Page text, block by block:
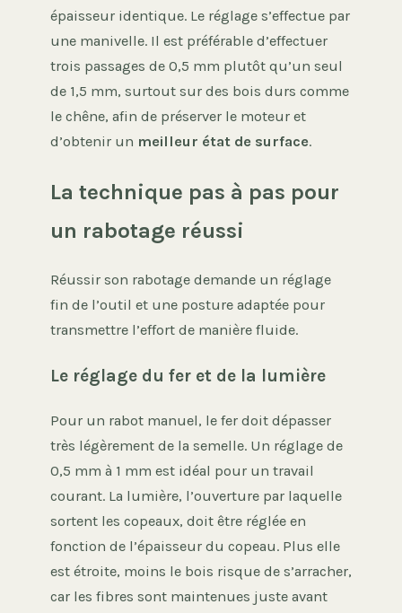
épaisseur identique. Le réglage s’effectue par
une manivelle. Il est préférable d’effectuer
trois passages de 0,5 mm plutôt qu’un seul
de 1,5 mm, surtout sur des bois durs comme
le chêne, afin de préserver le moteur et
d’obtenir un meilleur état de surface.
La technique pas à pas pour
un rabotage réussi
Réussir son rabotage demande un réglage
fin de l’outil et une posture adaptée pour
transmettre l’effort de manière fluide.
Le réglage du fer et de la lumière
Pour un rabot manuel, le fer doit dépasser
très légèrement de la semelle. Un réglage de
0,5 mm à 1 mm est idéal pour un travail
courant. La lumière, l’ouverture par laquelle
sortent les copeaux, doit être réglée en
fonction de l’épaisseur du copeau. Plus elle
est étroite, moins le bois risque de s’arracher,
car les fibres sont maintenues juste avant